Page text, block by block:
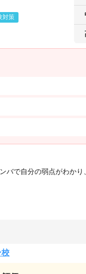
対策
バで自分の弱点がわか